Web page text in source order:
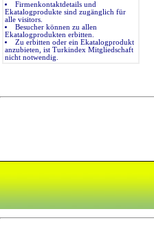
Firmenkontaktdetails und
Ekatalogprodukte sind zugänglich für
alle visitors.
Besucher können zu allen
Ekatalogprodukten erbitten.
Zu erbitten oder ein Ekatalogprodukt
anzubieten, ist Turkindex Mitgliedschaft
nicht notwendig.